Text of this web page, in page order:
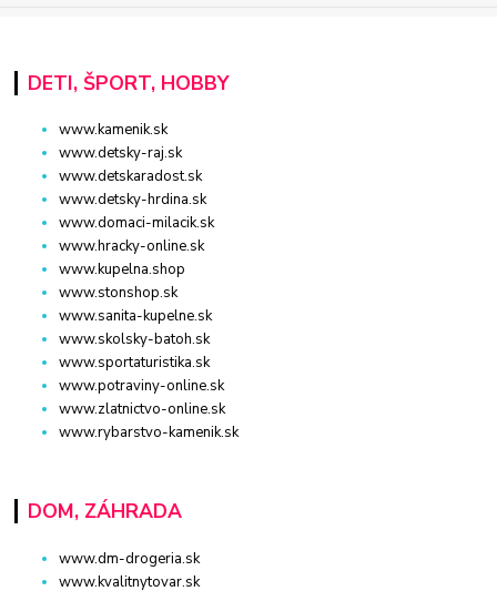
DETI, ŠPORT, HOBBY
www.kamenik.sk
www.detsky-raj.sk
www.detskaradost.sk
www.detsky-hrdina.sk
www.domaci-milacik.sk
www.hracky-online.sk
www.kupelna.shop
www.stonshop.sk
www.sanita-kupelne.sk
www.skolsky-batoh.sk
www.sportaturistika.sk
www.potraviny-online.sk
www.zlatnictvo-online.sk
www.rybarstvo-kamenik.sk
DOM, ZÁHRADA
www.dm-drogeria.sk
www.kvalitnytovar.sk